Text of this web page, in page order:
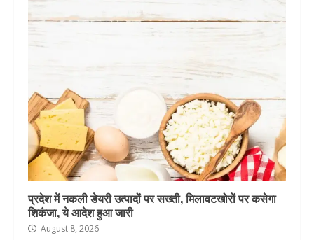
प्रदेश में नकली डेयरी उत्पादों पर सख्ती, मिलावटखोरों पर कसेगा
शिकंजा, ये आदेश हुआ जारी
August 8, 2026